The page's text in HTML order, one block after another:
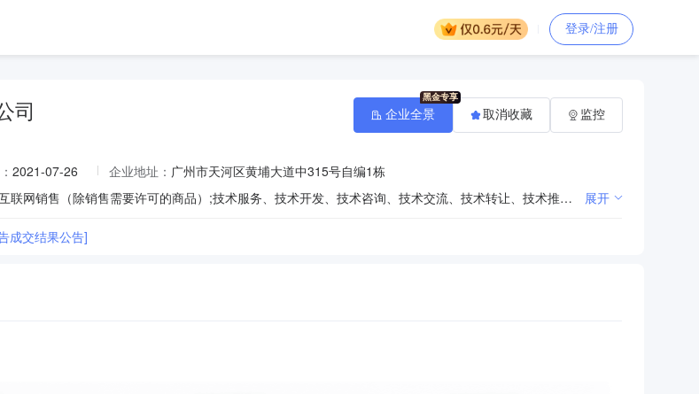
登录/注册
司
2021-07-26 企业地址： 广州市天河区黄埔大道中315号自编1栋
健康咨询服务（不含诊疗服务）;广告设计、代理;互联网销售（除销售需要许可的商品）;技术服务、技术开发、技术咨询、技术交流、技术转让、技术推广;科普宣传服务;接受金融机构委托从事信息技术和流程外包服务（不含金融信息服务）;物联网应用服务;人工智能双创服务平台;互联网安全服务;互联网数据服务;远程健康管理服务;数字文化创意内容应用服务;信息系统集成服务;人工智能行业应用系统集成服务;智能家庭消费设备销售;数据处理和存储支持服务;网络技术服务;软件开发;网络与信息安全软件开发;物联网技术服务;信息系统运行维护服务;信息技术咨询服务;数字内容制作服务（不含出版发行）;体育保障组织;体育健康服务;信息安全设备销售;体育中介代理服务;组织文化艺术交流活动;组织体育表演活动;非物质文化遗产保护;票据信息咨询服务;会议及展览服务;票务代理服务;广告发布（非广播电台、电视台、报刊出版单位）;广告制作;信息咨询服务（不含许可类信息咨询服务）;项目策划与公关服务;;互联网信息服务;互联网新闻信息服务;药品互联网信息服务;信息网络传播视听节目;医疗器械互联网信息服务;网络文化经营;食品经营（销售散装食品）;食品互联网销售;互联网直播服务（不含新闻信息服务、网络表演、网络视听节目）;食品互联网销售（销售预包装食品）; 展开
成交结果公告]
企业全景 取消收藏 监控